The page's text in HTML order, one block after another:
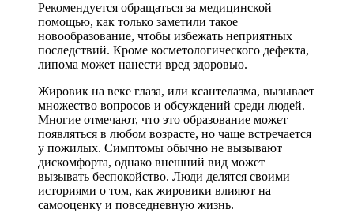
Рекомендуется обращаться за медицинской
помощью, как только заметили такое
новообразование, чтобы избежать неприятных
последствий. Кроме косметологического дефекта,
липома может нанести вред здоровью.
Жировик на веке глаза, или ксантелазма, вызывает
множество вопросов и обсуждений среди людей.
Многие отмечают, что это образование может
появляться в любом возрасте, но чаще встречается
у пожилых. Симптомы обычно не вызывают
дискомфорта, однако внешний вид может
вызывать беспокойство. Люди делятся своими
историями о том, как жировики влияют на
самооценку и повседневную жизнь.